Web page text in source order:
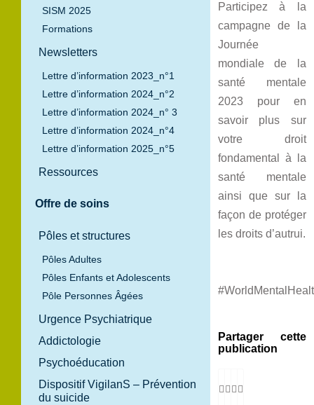
SISM 2025
Formations
Newsletters
Lettre d’information 2023_n°1
Lettre d’information 2024_n°2
Lettre d’information 2024_n° 3
Lettre d’information 2024_n°4
Lettre d’information 2025_n°5
Ressources
Offre de soins
Pôles et structures
Pôles Adultes
Pôles Enfants et Adolescents
Pôle Personnes Âgées
Urgence Psychiatrique
Addictologie
Psychoéducation
Dispositif VigilanS – Prévention
du suicide
Participez à la
campagne de la
Journée
mondiale de la
santé mentale
2023 pour en
savoir plus sur
votre droit
fondamental à la
santé mentale
ainsi que sur la
façon de protéger
les droits d’autrui.
Partager cette
publication